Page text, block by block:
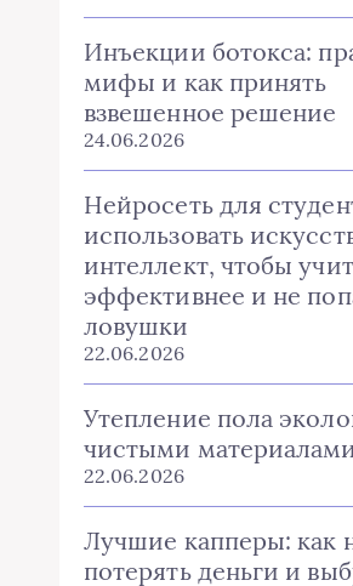
Инъекции ботокса:
мифы и как принять
взвешенное решение
24.06.2026
Нейросеть для
использовать
интеллект, чтобы
эффективнее и не
ловушки
22.06.2026
Утепление пола
чистыми
22.06.2026
Лучшие капперы: как
потерять деньги и